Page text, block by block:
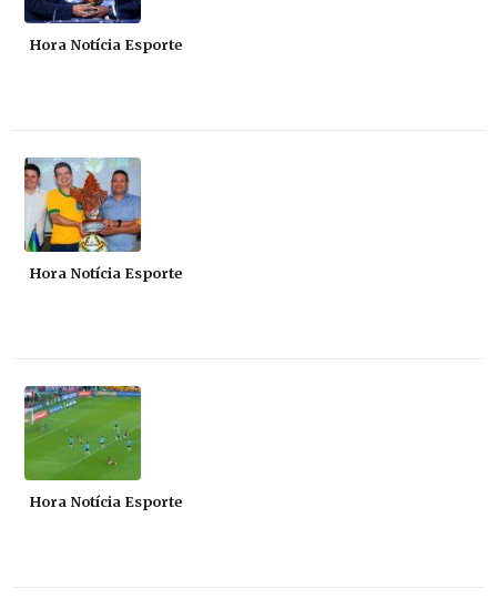
Hora Notícia Esporte
Hora Notícia Esporte
Hora Notícia Esporte